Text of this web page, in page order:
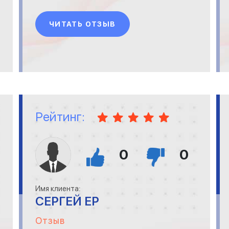
вложений. Выплаты
происходят без задержек,
очень довольна.
ЧИТАТЬ ОТЗЫВ
Рейтинг:
0 0
Имя клиента:
СЕРГЕЙ ЕР
Отзыв